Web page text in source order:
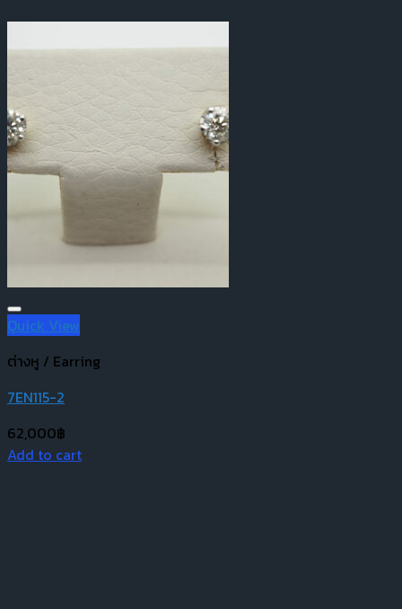
Quick View
ต่างหู / Earring
7EN115-2
62,000฿
Add to cart